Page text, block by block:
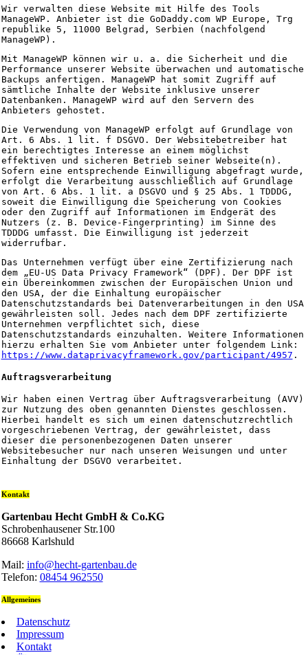
Wir verwalten diese Website mit Hilfe des Tools
ManageWP. Anbieter ist die GoDaddy.com WP Europe, Trg
republike 5, 11000 Belgrad, Serbien (nachfolgend
ManageWP).
Mit ManageWP können wir u. a. die Sicherheit und die
Performance unserer Website überwachen und automatische
Backups anfertigen. ManageWP hat somit Zugriff auf
sämtliche Inhalte der Website inklusive unserer
Datenbanken. ManageWP wird auf den Servern des
Anbieters gehostet.
Die Verwendung von ManageWP erfolgt auf Grundlage von
Art. 6 Abs. 1 lit. f DSGVO. Der Websitebetreiber hat
ein berechtigtes Interesse an einem möglichst
effektiven und sicheren Betrieb seiner Webseite(n).
Sofern eine entsprechende Einwilligung abgefragt wurde,
erfolgt die Verarbeitung ausschließlich auf Grundlage
von Art. 6 Abs. 1 lit. a DSGVO und § 25 Abs. 1 TDDDG,
soweit die Einwilligung die Speicherung von Cookies
oder den Zugriff auf Informationen im Endgerät des
Nutzers (z. B. Device-Fingerprinting) im Sinne des
TDDDG umfasst. Die Einwilligung ist jederzeit
widerrufbar.
Das Unternehmen verfügt über eine Zertifizierung nach
dem „EU-US Data Privacy Framework“ (DPF). Der DPF ist
ein Übereinkommen zwischen der Europäischen Union und
den USA, der die Einhaltung europäischer
Datenschutzstandards bei Datenverarbeitungen in den USA
gewährleisten soll. Jedes nach dem DPF zertifizierte
Unternehmen verpflichtet sich, diese
Datenschutzstandards einzuhalten. Weitere Informationen
hierzu erhalten Sie vom Anbieter unter folgendem Link:
https://www.dataprivacyframework.gov/participant/4957 .
Auftragsverarbeitung
Wir haben einen Vertrag über Auftragsverarbeitung (AVV)
zur Nutzung des oben genannten Dienstes geschlossen.
Hierbei handelt es sich um einen datenschutzrechtlich
vorgeschriebenen Vertrag, der gewährleistet, dass
dieser die personenbezogenen Daten unserer
Websitebesucher nur nach unseren Weisungen und unter
Einhaltung der DSGVO verarbeitet.
Kontakt
Gartenbau Hecht GmbH & Co.KG
Schrobenhausener Str.100
86668 Karlshuld
Mail: info@hecht-gartenbau.de
Telefon: 08454 962550
Allgemeines
Datenschutz
Impressum
Kontakt